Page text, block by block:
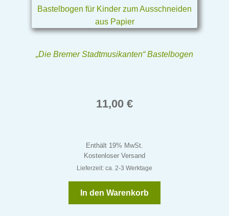
„Die Bremer Stadtmusikanten“ Bastelbogen
11,00 €
Enthält 19% MwSt.
Kostenloser Versand
Lieferzeit: ca. 2-3 Werktage
In den Warenkorb